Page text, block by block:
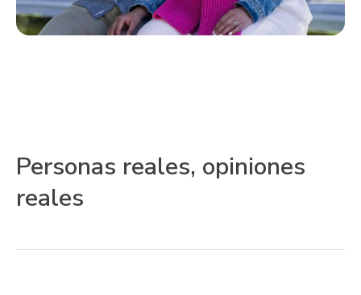
Personas reales, opiniones
reales